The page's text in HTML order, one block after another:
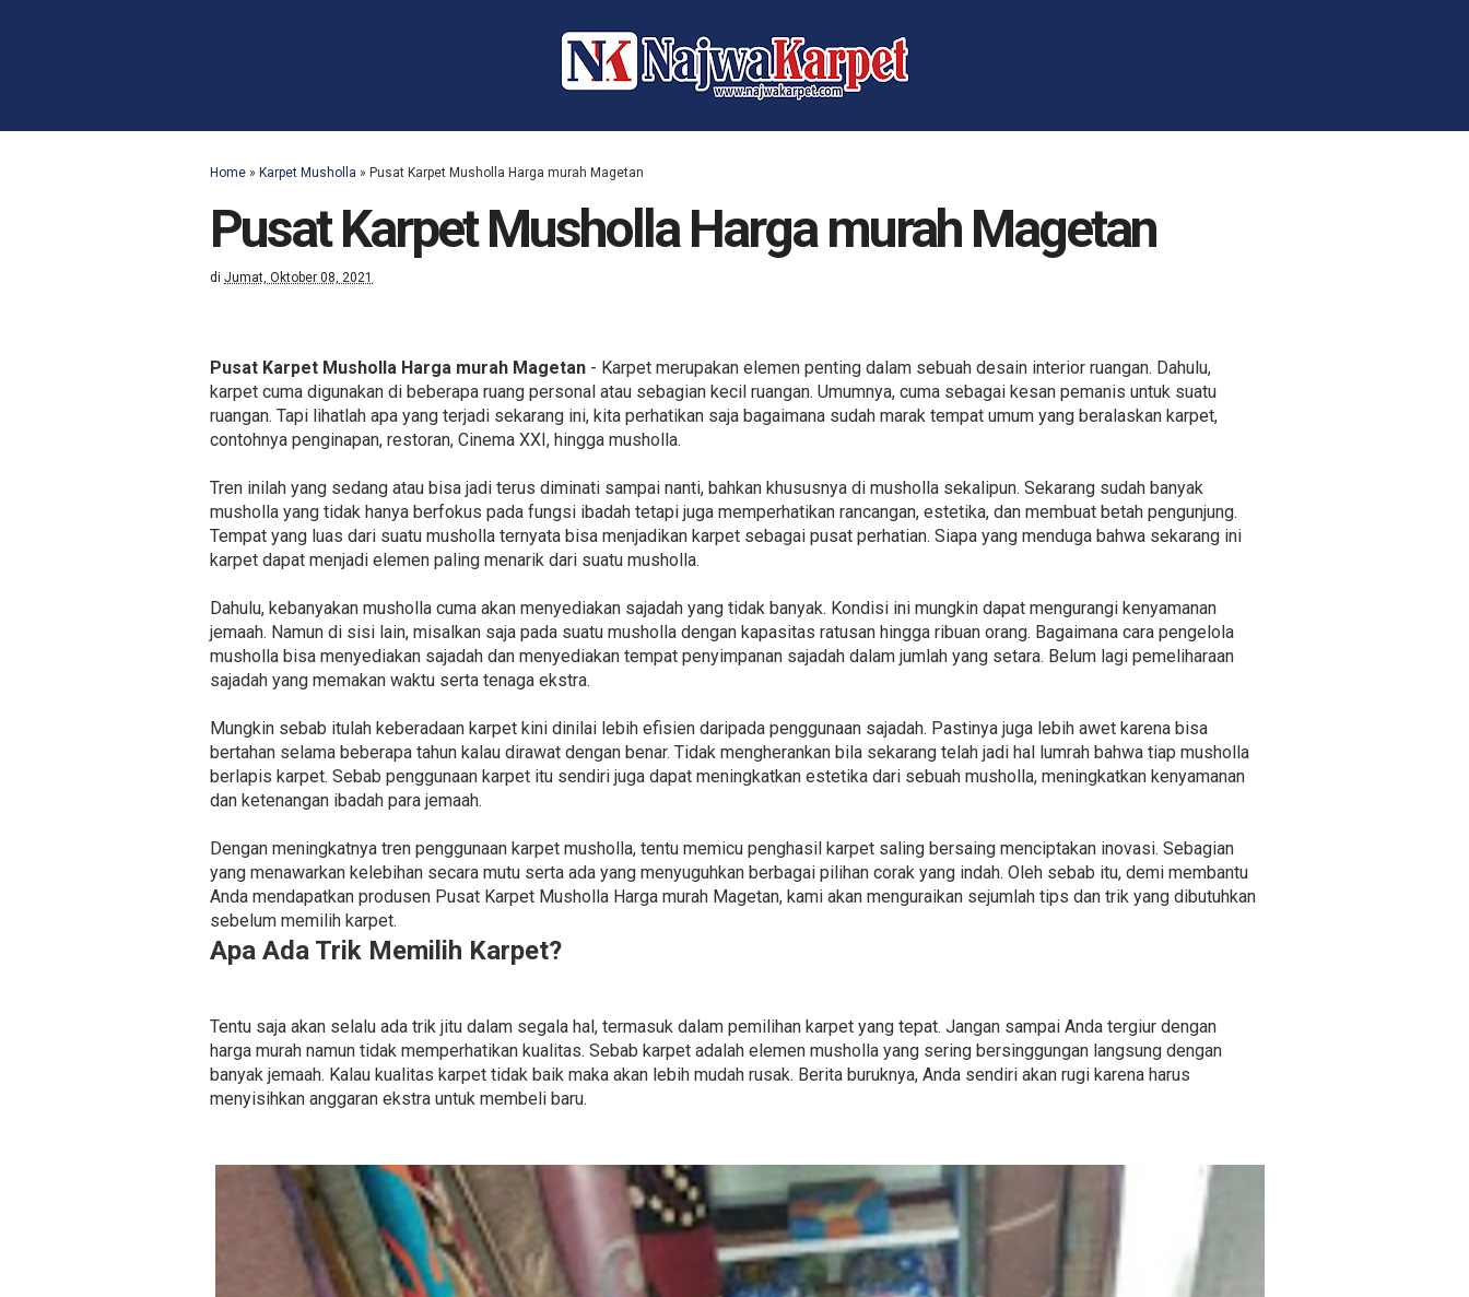
Home » Karpet Musholla » Pusat Karpet Musholla Harga murah Magetan
Pusat Karpet Musholla Harga murah Magetan
di Jumat, Oktober 08, 2021
Pusat Karpet Musholla Harga murah Magetan - Karpet merupakan elemen penting dalam sebuah desain interior ruangan. Dahulu,
karpet cuma digunakan di beberapa ruang personal atau sebagian kecil ruangan. Umumnya, cuma sebagai kesan pemanis untuk suatu
ruangan. Tapi lihatlah apa yang terjadi sekarang ini, kita perhatikan saja bagaimana sudah marak tempat umum yang beralaskan karpet,
contohnya penginapan, restoran, Cinema XXI, hingga musholla.
Tren inilah yang sedang atau bisa jadi terus diminati sampai nanti, bahkan khususnya di musholla sekalipun. Sekarang sudah banyak
musholla yang tidak hanya berfokus pada fungsi ibadah tetapi juga memperhatikan rancangan, estetika, dan membuat betah pengunjung.
Tempat yang luas dari suatu musholla ternyata bisa menjadikan karpet sebagai pusat perhatian. Siapa yang menduga bahwa sekarang ini
karpet dapat menjadi elemen paling menarik dari suatu musholla.
Dahulu, kebanyakan musholla cuma akan menyediakan sajadah yang tidak banyak. Kondisi ini mungkin dapat mengurangi kenyamanan
jemaah. Namun di sisi lain, misalkan saja pada suatu musholla dengan kapasitas ratusan hingga ribuan orang. Bagaimana cara pengelola
musholla bisa menyediakan sajadah dan menyediakan tempat penyimpanan sajadah dalam jumlah yang setara. Belum lagi pemeliharaan
sajadah yang memakan waktu serta tenaga ekstra.
Mungkin sebab itulah keberadaan karpet kini dinilai lebih efisien daripada penggunaan sajadah. Pastinya juga lebih awet karena bisa
bertahan selama beberapa tahun kalau dirawat dengan benar. Tidak mengherankan bila sekarang telah jadi hal lumrah bahwa tiap musholla
berlapis karpet. Sebab penggunaan karpet itu sendiri juga dapat meningkatkan estetika dari sebuah musholla, meningkatkan kenyamanan
dan ketenangan ibadah para jemaah.
Dengan meningkatnya tren penggunaan karpet musholla, tentu memicu penghasil karpet saling bersaing menciptakan inovasi. Sebagian
yang menawarkan kelebihan secara mutu serta ada yang menyuguhkan berbagai pilihan corak yang indah. Oleh sebab itu, demi membantu
Anda mendapatkan produsen Pusat Karpet Musholla Harga murah Magetan, kami akan menguraikan sejumlah tips dan trik yang dibutuhkan
sebelum memilih karpet.
Apa Ada Trik Memilih Karpet?
Tentu saja akan selalu ada trik jitu dalam segala hal, termasuk dalam pemilihan karpet yang tepat. Jangan sampai Anda tergiur dengan
harga murah namun tidak memperhatikan kualitas. Sebab karpet adalah elemen musholla yang sering bersinggungan langsung dengan
banyak jemaah. Kalau kualitas karpet tidak baik maka akan lebih mudah rusak. Berita buruknya, Anda sendiri akan rugi karena harus
menyisihkan anggaran ekstra untuk membeli baru.